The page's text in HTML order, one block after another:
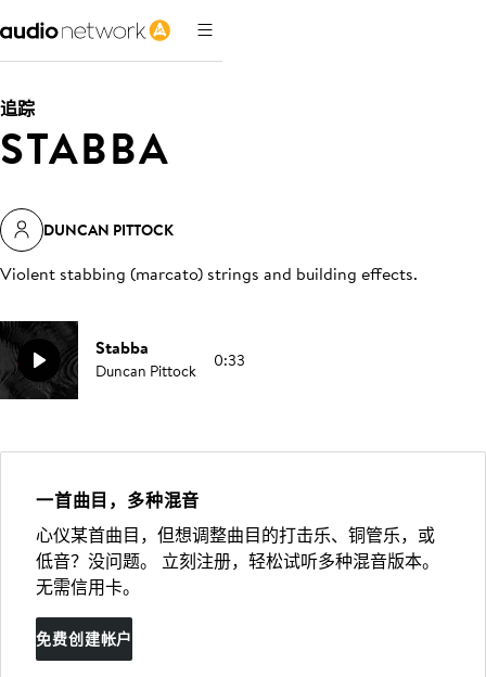
追踪
STABBA
DUNCAN PITTOCK
Violent stabbing (marcato) strings and building effects.
Stabba
Duncan Pittock 0:33
一首曲目，多种混音
心仪某首曲目，但想调整曲目的打击乐、铜管乐，或
低音？没问题。 立刻注册，轻松试听多种混音版本。
无需信用卡。
免费创建帐户